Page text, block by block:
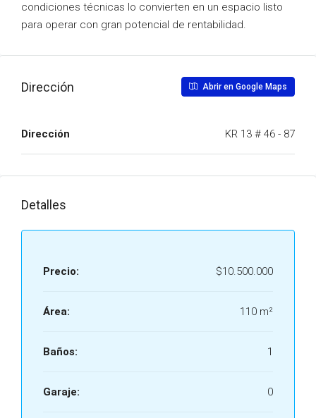
condiciones técnicas lo convierten en un espacio listo
para operar con gran potencial de rentabilidad.
Dirección Abrir en Google Maps
Dirección KR 13 # 46 - 87
Detalles
Precio: $10.500.000
Área: 110 m²
Baños: 1
Garaje: 0